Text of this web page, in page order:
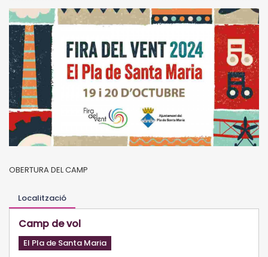
OBERTURA DEL CAMP
Localització
Camp de vol
El Pla de Santa Maria